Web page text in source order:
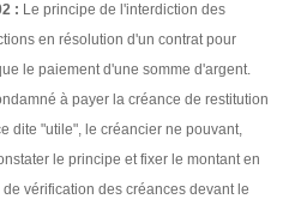
: Le principe de l'interdiction des
en résolution d'un contrat pour
le paiement d'une somme d'argent.
à payer la créance de restitution
dite "utile", le créancier ne pouvant,
le principe et fixer le montant en
vérification des créances devant le